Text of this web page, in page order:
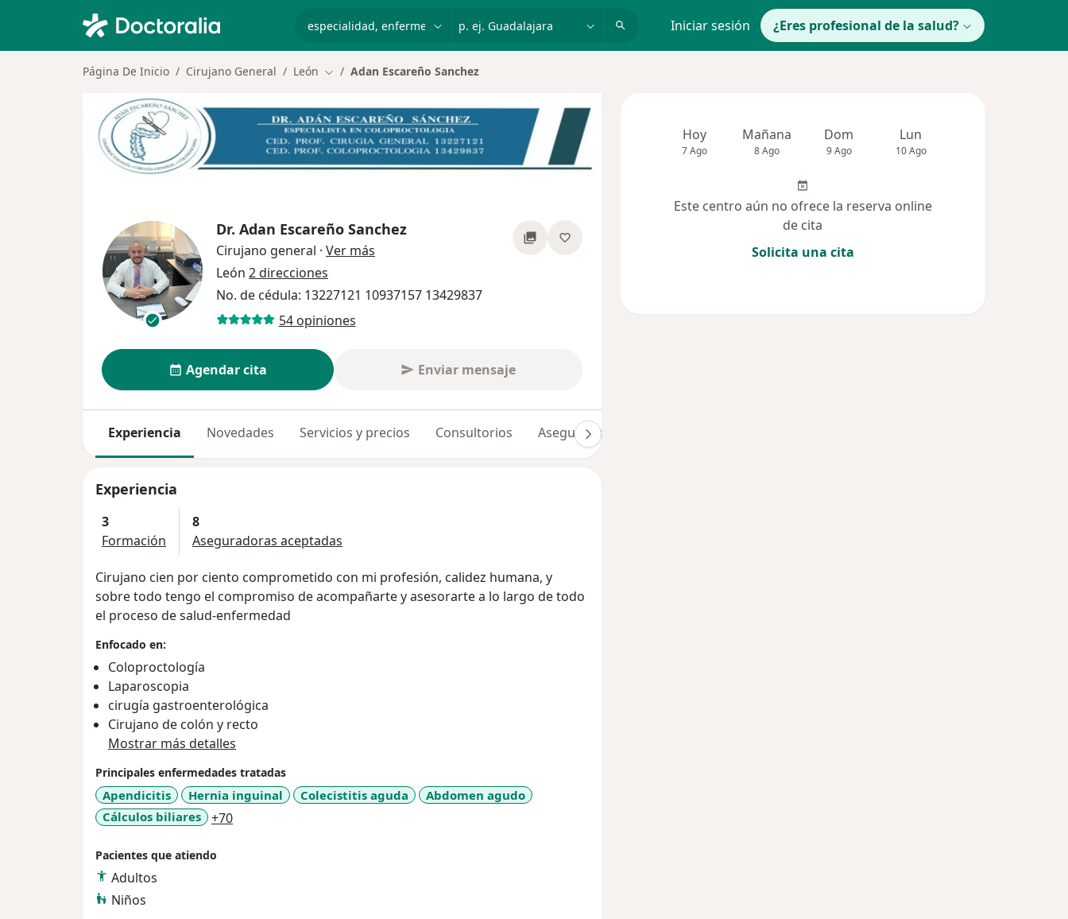
Iniciar sesión ¿Eres profesional de la salud?
Página De Inicio Cirujano General León Cambiar de ciudad
Adan Escareño Sanchez
Dr. Adan Escareño Sanchez
Cirujano general · Ver más sobre las especializaciones
León 2 direcciones
No. de cédula: 13227121 10937157 13429837
54 opiniones
Agendar cita Enviar mensaje
Experiencia Novedades Servicios y precios Consultorios Aseguradoras
Experiencia
3
Formación
8
Aseguradoras aceptadas
Cirujano cien por ciento comprometido con mi profesión, calidez humana, y
sobre todo tengo el compromiso de acompañarte y asesorarte a lo largo de todo
el proceso de salud-enfermedad
Enfocado en:
Coloproctología
Laparoscopia
cirugía gastroenterológica
Cirujano de colón y recto
Mostrar más detalles
Principales enfermedades tratadas
Apendicitis Hernia inguinal Colecistitis aguda
Abdomen agudo
Cálculos biliares
+70a11y_sr_more_diseases
Pacientes que atiendo
Adultos
Niños
Hoy
7 Ago
Mañana
8 Ago
Dom
9 Ago
Lun
10 Ago
Este centro aún no ofrece la reserva online
de cita
Solicita una cita